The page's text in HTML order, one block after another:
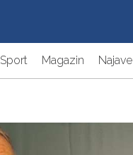
Sport Magazin Najave